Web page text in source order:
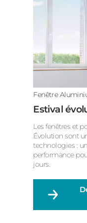
Fenêtre
Estival
Les fenêtres et
Évolution sont
technologies :
performance
jours.